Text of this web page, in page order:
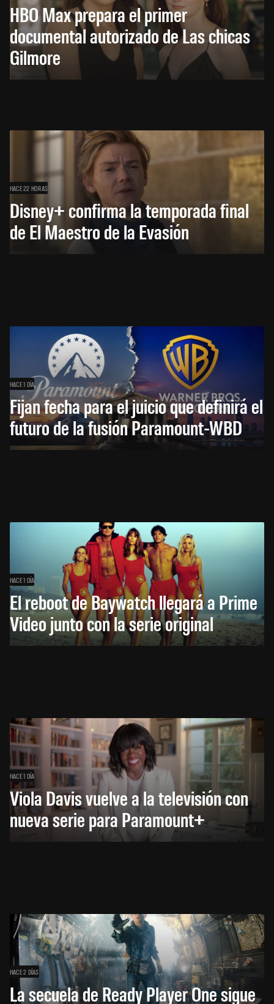
HBO Max prepara el primer
documental autorizado de Las chicas
Gilmore
HACE 22 HORAS
Disney+ confirma la temporada final
de El Maestro de la Evasión
HACE 1 DÍA
Fijan fecha para el juicio que definirá el
futuro de la fusión Paramount-WBD
HACE 1 DÍA
El reboot de Baywatch llegará a Prime
Video junto con la serie original
HACE 1 DÍA
Viola Davis vuelve a la televisión con
nueva serie para Paramount+
HACE 2 DÍAS
La secuela de Ready Player One sigue